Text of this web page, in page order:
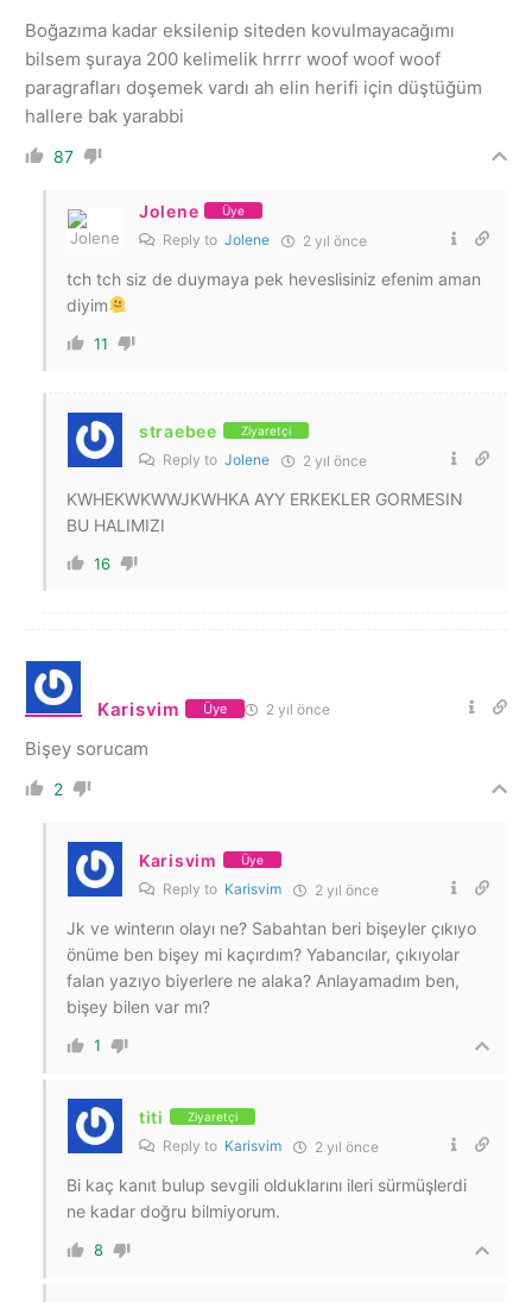
Boğazıma kadar eksilenip siteden kovulmayacağımı
bilsem şuraya 200 kelimelik hrrrr woof woof woof
paragrafları doşemek vardı ah elin herifi için düştüğüm
hallere bak yarabbi
87
Jolene Üye
Reply to Jolene 2 yıl önce
tch tch siz de duymaya pek heveslisiniz efenim aman
diyim
11
straebee Ziyaretçi
Reply to Jolene 2 yıl önce
KWHEKWKWWJKWHKA AYY ERKEKLER GORMESIN
BU HALIMIZI
16
Karisvim Üye 2 yıl önce
Bişey sorucam
2
Karisvim Üye
Reply to Karisvim 2 yıl önce
Jk ve winterın olayı ne? Sabahtan beri bişeyler çıkıyo
önüme ben bişey mi kaçırdım? Yabancılar, çıkıyolar
falan yazıyo biyerlere ne alaka? Anlayamadım ben,
bişey bilen var mı?
1
titi Ziyaretçi
Reply to Karisvim 2 yıl önce
Bi kaç kanıt bulup sevgili olduklarını ileri sürmüşlerdi
ne kadar doğru bilmiyorum.
8